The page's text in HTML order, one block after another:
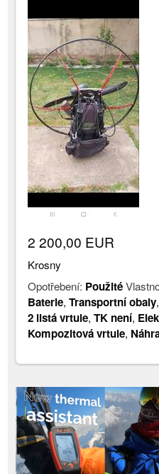
2 200,00 EUR
Krosny
Opotřebení: Použité
Baterie,Transportní obaly
2 listá vrtule,TK není,
Kompozitová vrtule,